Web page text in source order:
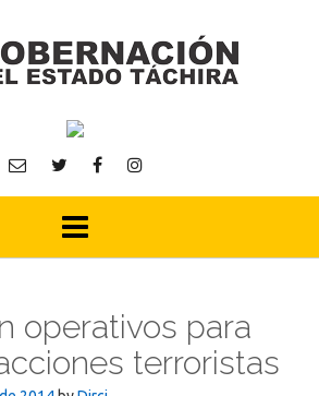
operativos para
terroristas